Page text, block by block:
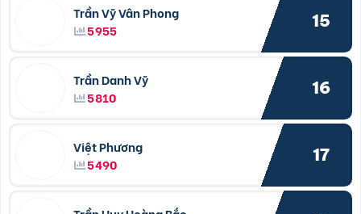
Trần Vỹ Vân Phong
5955
15
Trần Danh Vỹ
5810
16
Việt Phương
5490
17